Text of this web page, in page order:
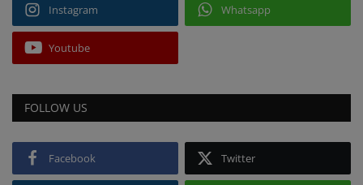
Instagram Whatsapp
Youtube
FOLLOW US
Facebook Twitter